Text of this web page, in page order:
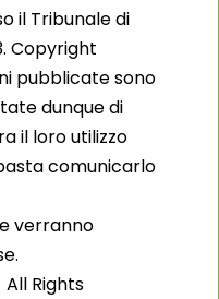
il Tribunale di
Copyright
pubblicate sono
dunque di
il loro utilizzo
comunicarlo
verranno
Rights